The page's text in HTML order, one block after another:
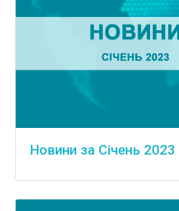
Новини за Січень 2023